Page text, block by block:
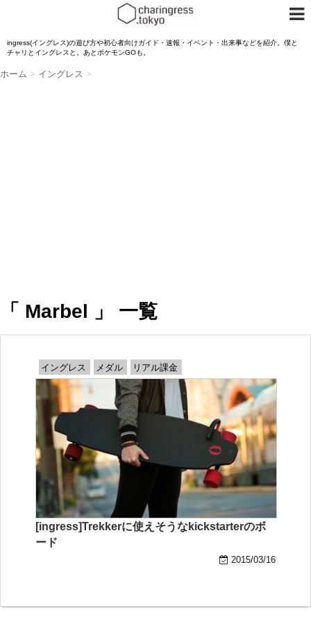
ingress(イングレス)の遊び方や初心者向けガイド・速報・イベント・出来事などを紹介。僕と
チャリとイングレスと。あとポケモンGOも。
ホーム > イングレス >
「 Marbel 」 一覧
イングレス メダル リアル課金
[ingress]Trekkerに使えそうなkickstarterのボ
ード
2015/03/16